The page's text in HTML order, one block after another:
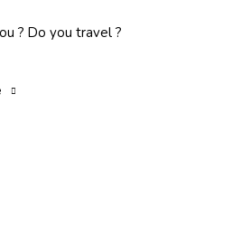
? Do you travel ?